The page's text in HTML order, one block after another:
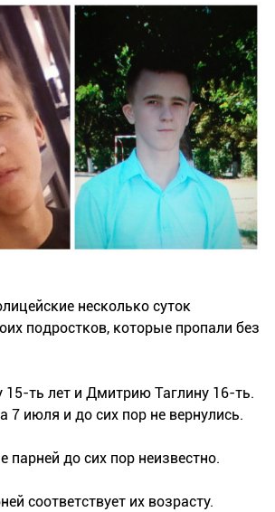
несколько суток
подростков, которые пропали без
15-ть лет и Дмитрию Таглину 16-ть.
7 июля и до сих пор не вернулись.
парней до сих пор неизвестно.
соответствует их возрасту.